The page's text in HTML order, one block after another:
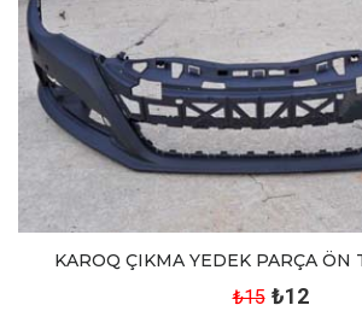
KAROQ ÇIKMA YEDEK PARÇA ÖN
₺15 ₺12